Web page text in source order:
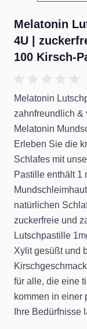
Melatonin
4U |
100 Kirsch-
Melatonin
zahnfreundlich &
Melatonin
Erleben Sie die
Schlafes mit
Pastille enthält 1
natürlichen
zuckerfreie und
Lutschpastille
Xylit gesüßt und
für alle, die eine
kommen in einer
Ihre Bedürfnisse